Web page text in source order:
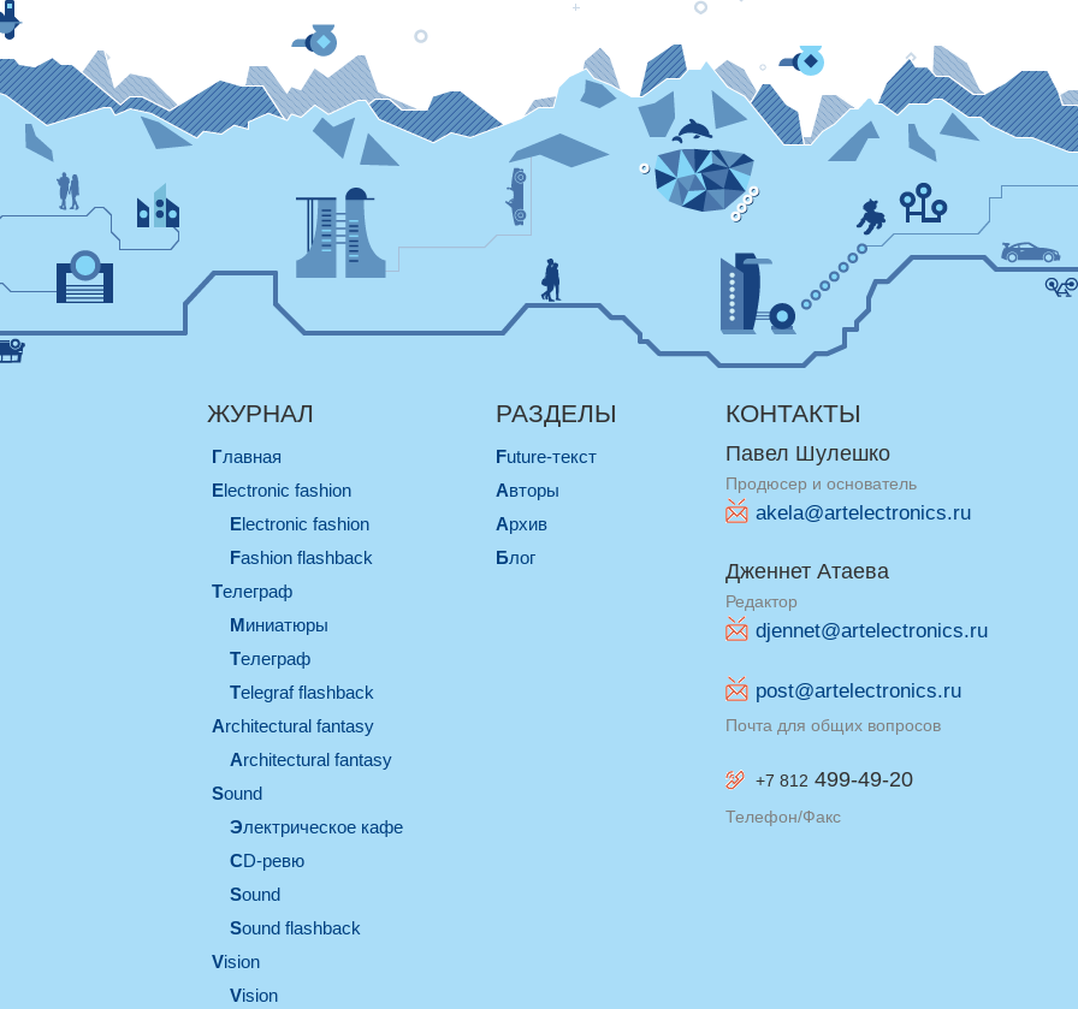
ЖУРНАЛ
Главная
electronic fashion
electronic fashion
Fashion flashback
телеграф
миниатюры
телеграф
Telegraf flashback
architectural fantasy
architectural fantasy
sound
электрическое кафе
CD-ревю
sound
Sound flashback
vision
vision
РАЗДЕЛЫ
Future-текст
Авторы
Архив
Блог
КОНТАКТЫ
Павел Шулешко
Продюсер и основатель
akela@artelectronics.ru
Дженнет Атаева
Редактор
djennet@artelectronics.ru
post@artelectronics.ru
Почта для общих вопросов
+7 812 499-49-20
Телефон/Факс